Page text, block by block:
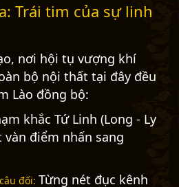
Trái tim của sự linh
nơi hội tụ vượng khí
bộ nội thất tại đây đều
Lào đồng bộ:
khắc Tứ Linh (Long - Ly
vàn điểm nhấn sang
đối: Từng nét đục kênh